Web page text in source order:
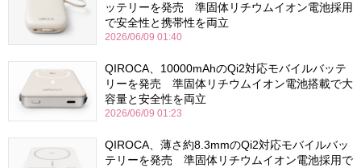
ッテリーを発売 準固体リチウムイオン電池採用
で安全性と携帯性を両立
2026/06/09 01:40
QIROCA、10000mAhのQi2対応モバイルバッテ
リーを発売 準固体リチウムイオン電池搭載で大
容量と安全性を両立
2026/06/09 01:23
QIROCA、薄さ約8.3mmのQi2対応モバイルバッ
テリーを発売 準固体リチウムイオン電池採用で